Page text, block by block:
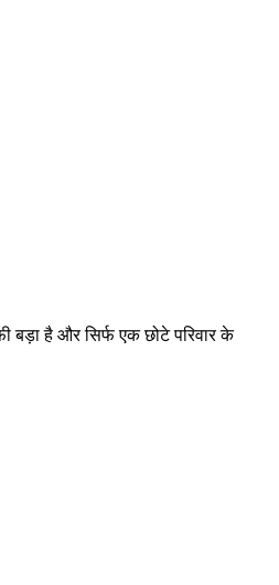
बड़ा है और सिर्फ एक छोटे परिवार के